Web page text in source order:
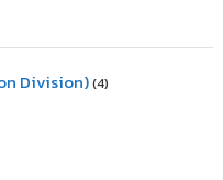
Division)(4)